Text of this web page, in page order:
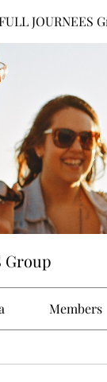
JOURNEES
Group
Members